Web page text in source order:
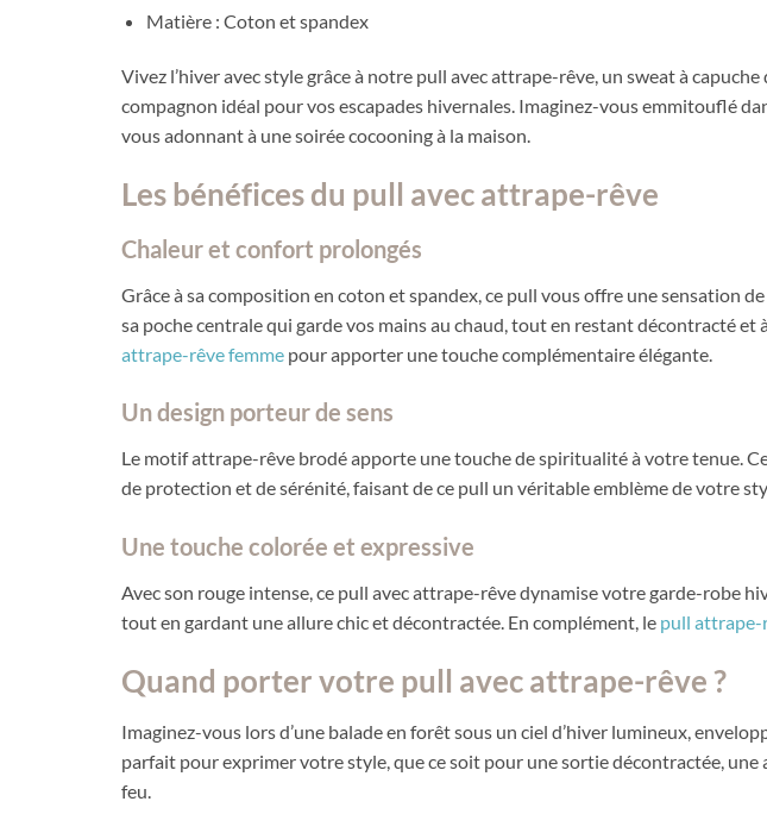
Matière : Coton et spandex
Vivez l’hiver avec style grâce à notre pull avec attrape-rêve, un sweat à
compagnon idéal pour vos escapades hivernales. Imaginez-vous emmitouflé
vous adonnant à une soirée cocooning à la maison.
Les bénéfices du pull avec attrape-rêve
Chaleur et confort prolongés
Grâce à sa composition en coton et spandex, ce pull vous offre une sensation
sa poche centrale qui garde vos mains au chaud, tout en restant décontracté
attrape-rêve femme pour apporter une touche complémentaire élégante.
Un design porteur de sens
Le motif attrape-rêve brodé apporte une touche de spiritualité à votre tenue.
de protection et de sérénité, faisant de ce pull un véritable emblème de votre
Une touche colorée et expressive
Avec son rouge intense, ce pull avec attrape-rêve dynamise votre garde-robe
tout en gardant une allure chic et décontractée. En complément, le pull attrape-
Quand porter votre pull avec attrape-rêve ?
Imaginez-vous lors d’une balade en forêt sous un ciel d’hiver lumineux,
parfait pour exprimer votre style, que ce soit pour une sortie décontractée,
feu.